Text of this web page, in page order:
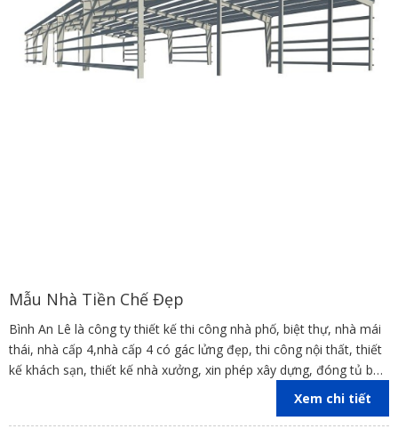
Mẫu Nhà Tiền Chế Đẹp
Bình An Lê là công ty thiết kế thi công nhà phố, biệt thự, nhà mái
thái, nhà cấp 4,nhà cấp 4 có gác lửng đẹp, thi công nội thất, thiết
kế khách sạn, thiết kế nhà xưởng, xin phép xây dựng, đóng tủ bếp
trên địa bàn các tỉnh Đồng Nai, Bình Dương, TP Hồ Chí Minh,
Xem chi tiết